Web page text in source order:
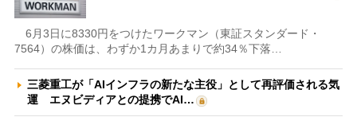
6月3日に8330円をつけたワークマン（東証スタンダード・
7564）の株価は、わずか1カ月あまりで約34％下落…
三菱重工が「AIインフラの新たな主役」として再評価される気
運 エヌビディアとの提携でAI…